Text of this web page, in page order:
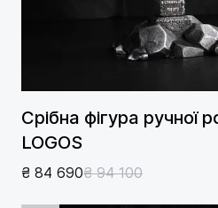
Срібна фігура ручної
LOGOS
₴ 84 690₴ 94 100